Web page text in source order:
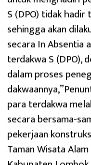
S (DPO) tidak hadir
sehingga akan
secara In Absentia
terdakwa S (DPO),
dalam proses
para terdakwa
secara bersama-
pekerjaan
Taman Wisata